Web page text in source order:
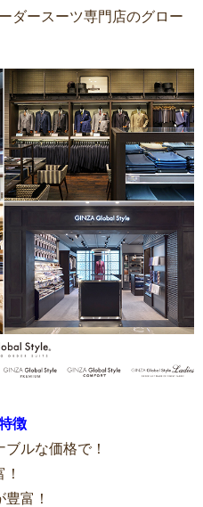
ダースーツ専門店のグロー
徴
ブルな価格で！
富！